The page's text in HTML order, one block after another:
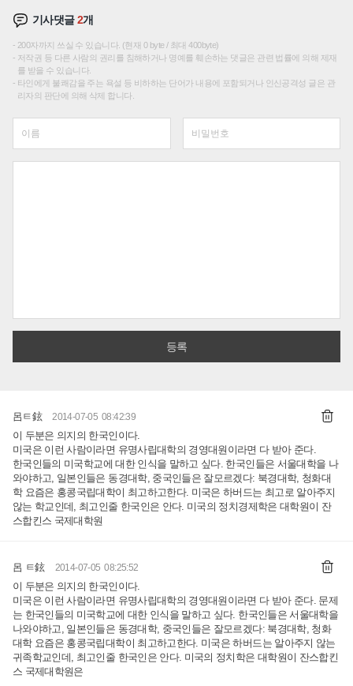
기사댓글2개
200자까지 쓰실 수 있습니다. (현재 0 byte / 최대 400byte)
저작권 등 다른 사람의 권리를 침해하거나 명예를 훼손하는 댓글은 관련 법률에 의해 제재
를 받을 수 있습니다.
타인에게 불쾌감을 주는 욕설 등 비하하는 단어가 내용에 포함되거나 인신공격성 글은 관
리자의 판단에 의해 삭제 합니다.
呂ㅌ鉉 2014-07-05 08:42:39
이 두분은 의지의 한국인이다.
미국은 이런 사람이라면 유명사립대학의 경영대원이라면 다 받아 준다.
한국인들의 미국학교에 대한 인식을 말하고 싶다. 한국인들은 서울대학을 나
와야하고, 일본인들은 동경대학, 중국인들은 잘모르겠다: 북경대학, 청화대
학 요즘은 홍콩국립대학이 최고하고한다. 미국은 하버드는 최고로 알아주지
않는 학교인데, 최고인줄 한국인은 안다. 미국의 정치경제학은 대학원이 잔
스합킨스 국제대학원
呂 ㅌ鉉 2014-07-05 08:25:52
이 두분은 의지의 한국인이다.
미국은 이런 사람이라면 유명사립대학의 경영대원이라면 다 받아 준다. 문제
는 한국인들의 미국학교에 대한 인식을 말하고 싶다. 한국인들은 서울대학을
나와야하고, 일본인들은 동경대학, 중국인들은 잘모르겠다: 북경대학, 청화
대학 요즘은 홍콩국립대학이 최고하고한다. 미국은 하버드는 알아주지 않는
귀족학교인데, 최고인줄 한국인은 안다. 미국의 정치학은 대학원이 잔스합킨
스 국제대학원은